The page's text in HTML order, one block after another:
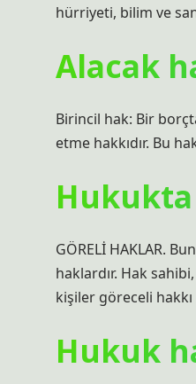
hürriyeti, bilim ve
Alacak
Birincil hak: Bir
etme hakkıdır. Bu
GÖRELİ HAKLAR.
haklardır. Hak
kişiler göreceli
Hukuk